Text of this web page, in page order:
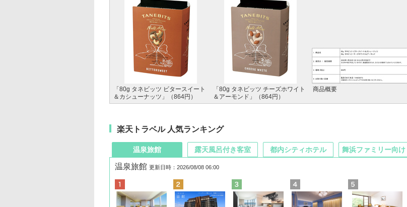
「80g タネビッツ ビタースイート
＆カシューナッツ」（864円）
「80g タネビッツ チーズホワイト
＆アーモンド」（864円）
商品概要
楽天トラベル 人気ランキング
温泉旅館
温泉旅館 更新日時：2026/08/08 06:00
露天風呂付き客室 都内シティホテル 舞浜ファミリー向け